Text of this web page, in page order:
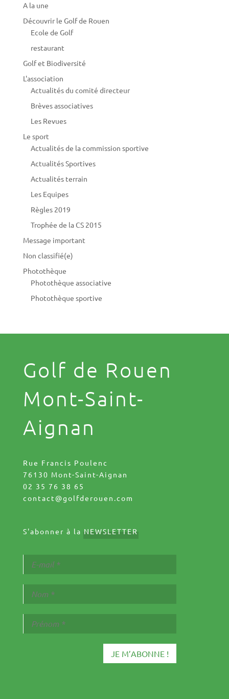
A la une
Découvrir le Golf de Rouen
Ecole de Golf
restaurant
Golf et Biodiversité
L'association
Actualités du comité directeur
Brèves associatives
Les Revues
Le sport
Actualités de la commission sportive
Actualités Sportives
Actualités terrain
Les Equipes
Règles 2019
Trophée de la CS 2015
Message important
Non classifié(e)
Photothèque
Photothèque associative
Photothèque sportive
Golf de Rouen
Mont-Saint-
Aignan
Rue Francis Poulenc
76130 Mont-Saint-Aignan
02 35 76 38 65
contact@golfderouen.com
S'abonner à la NEWSLETTER